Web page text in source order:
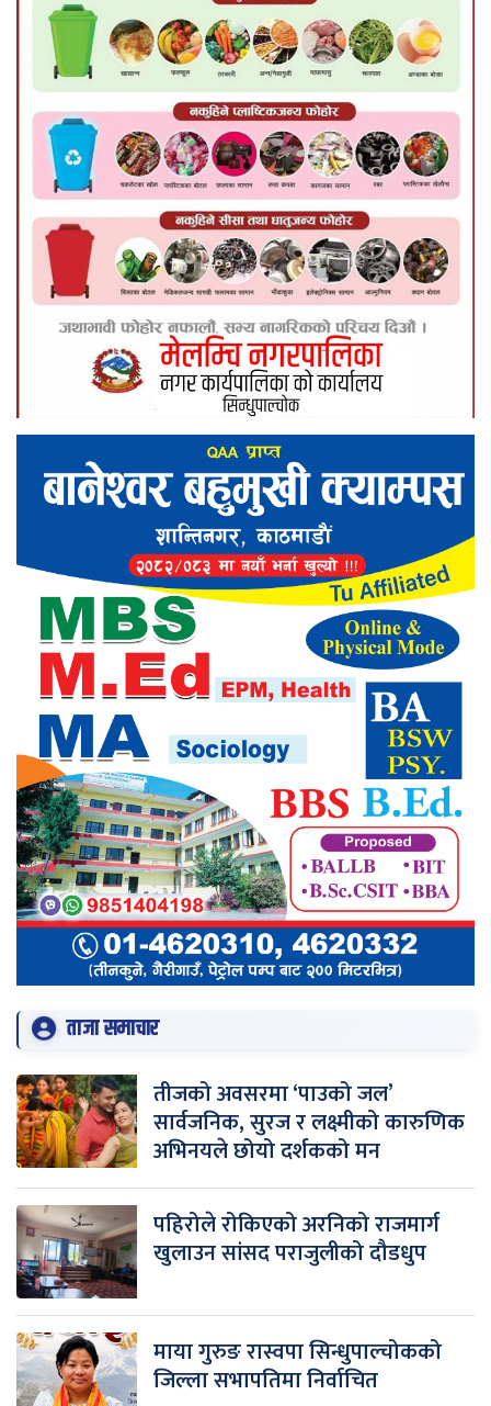
ताजा समाचार
तीजको अवसरमा ‘पाउको जल’
सार्वजनिक, सुरज र लक्ष्मीको कारुणिक
अभिनयले छोयो दर्शकको मन
पहिरोले रोकिएको अरनिको राजमार्ग
खुलाउन सांसद पराजुलीको दौडधुप
माया गुरुङ रास्वपा सिन्धुपाल्चोकको
जिल्ला सभापतिमा निर्वाचित